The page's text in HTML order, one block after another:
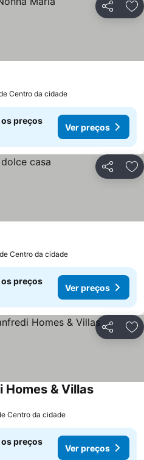
Partilhar
Centro da cidade
os preços
Ver preços
Partilhar
Centro da cidade
os preços
Ver preços
Partilhar
Homes & Villas
Centro da cidade
os preços
Ver preços